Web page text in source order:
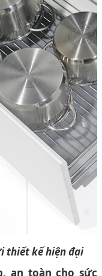
thiết kế hiện đại
an toàn cho sức